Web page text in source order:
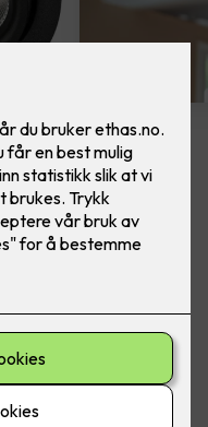
m/ LED
spredning og 30
bruke, inkl. LED